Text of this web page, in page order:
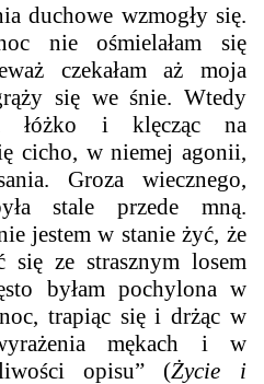
wzmogły się.
nie ośmielałam się
czekałam aż moja
się we śnie. Wtedy
łóżko i klęcząc na
cicho, w niemej agonii,
Groza wiecznego,
stale przede mną.
jestem w stanie żyć, że
się ze strasznym losem
byłam pochylona w
trapiąc się i drżąc w
mękach i w
opisu” (Życie i